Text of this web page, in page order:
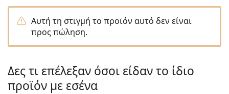
Persol
Prada
Όλες οι μάρκες
Αυτή τη στιγμή το προϊόν αυτό δεν είναι
προς πώληση.
Δες τι επέλεξαν όσοι είδαν το ίδιο
προϊόν με εσένα